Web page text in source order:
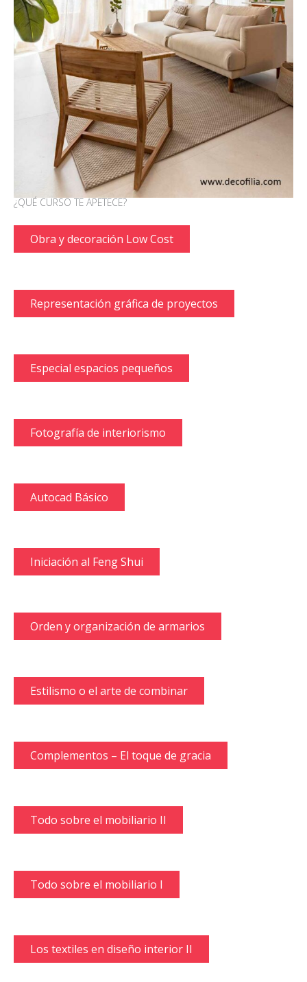
¿QUÉ CURSO TE APETECE?
Obra y decoración Low Cost
Representación gráfica de proyectos
Especial espacios pequeños
Fotografía de interiorismo
Autocad Básico
Iniciación al Feng Shui
Orden y organización de armarios
Estilismo o el arte de combinar
Complementos – El toque de gracia
Todo sobre el mobiliario II
Todo sobre el mobiliario I
Los textiles en diseño interior II